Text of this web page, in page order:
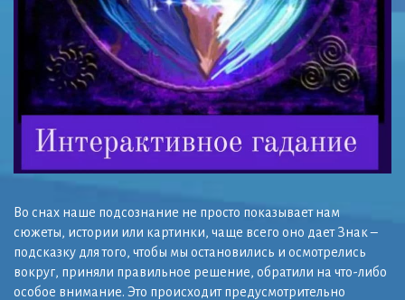
Во снах наше подсознание не просто показывает нам
сюжеты, истории или картинки, чаще всего оно дает Знак –
подсказку для того, чтобы мы остановились и осмотрелись
вокруг, приняли правильное решение, обратили на что-либо
особое внимание. Это происходит предусмотрительно